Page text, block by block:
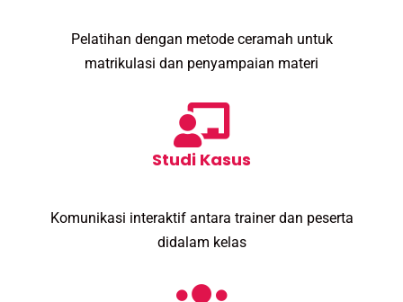
Pelatihan dengan metode ceramah untuk
matrikulasi dan penyampaian materi
Studi Kasus
Komunikasi interaktif antara trainer dan peserta
didalam kelas